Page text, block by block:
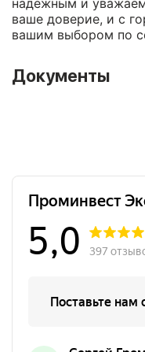
надежным и
ваше доверие, и с
вашим выбором по
Документы